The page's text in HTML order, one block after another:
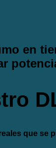
en
que se